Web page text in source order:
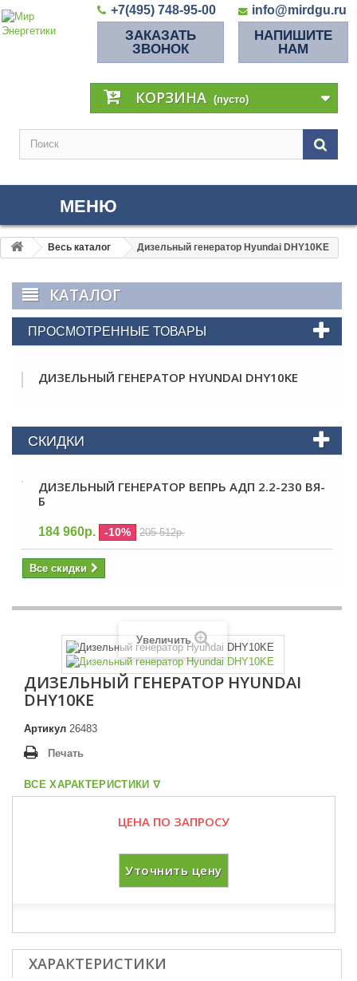
+7(495) 748-95-00 info@mirdgu.ru
ЗАКАЗАТЬ
ЗВОНОК
НАПИШИТЕ
НАМ
КОРЗИНА (пусто)
МЕНЮ
Весь каталог Дизельный генератор Hyundai DHY10KE
КАТАЛОГ
ПРОСМОТРЕННЫЕ ТОВАРЫ
ДИЗЕЛЬНЫЙ ГЕНЕРАТОР HYUNDAI DHY10KE
СКИДКИ
ДИЗЕЛЬНЫЙ ГЕНЕРАТОР ВЕПРЬ АДП 2.2-230 ВЯ-
Б
184 960р. -10% 205 512р.
Все скидки
Увеличить
ДИЗЕЛЬНЫЙ ГЕНЕРАТОР HYUNDAI
DHY10KE
Артикул 26483
Печать
ВСЕ ХАРАКТЕРИСТИКИ ᐁ
ЦЕНА ПО ЗАПРОСУ
Уточнить цену
ХАРАКТЕРИСТИКИ